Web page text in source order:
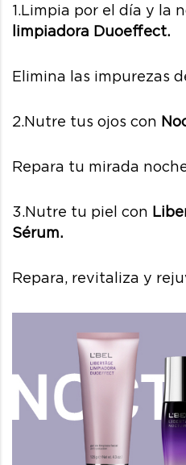
1.Limpia por el día y la
limpiadora Duoeffect.
Elimina las impurezas
2.Nutre tus ojos con
Repara tu mirada
3.Nutre tu piel con
Sérum.
Repara, revitaliza y